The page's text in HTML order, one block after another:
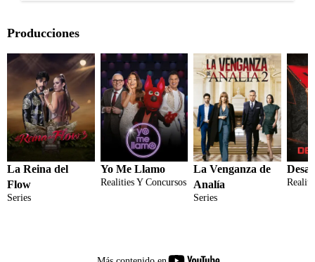
Producciones
La Reina del
Flow
Series
Yo Me Llamo
Realities Y Concursos
La Venganza de
Analía
Series